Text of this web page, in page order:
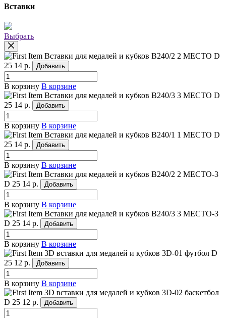
Вставки
Выбрать
Вставки для медалей и кубков B240/2 2 МЕСТО D
25 14 р. Добавить
В корзину В корзине
Вставки для медалей и кубков B240/3 3 МЕСТО D
25 14 р. Добавить
В корзину В корзине
Вставки для медалей и кубков B240/1 1 МЕСТО D
25 14 р. Добавить
В корзину В корзине
Вставки для медалей и кубков B240/2 2 МЕСТО-3
D 25 14 р. Добавить
В корзину В корзине
Вставки для медалей и кубков B240/3 3 МЕСТО-3
D 25 14 р. Добавить
В корзину В корзине
3D вставки для медалей и кубков 3D-01 футбол D
25 12 р. Добавить
В корзину В корзине
3D вставки для медалей и кубков 3D-02 баскетбол
D 25 12 р. Добавить